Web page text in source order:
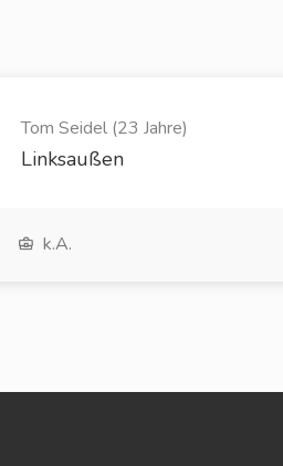
Tom Seidel (23 Jahre)
Linksaußen
k.A.